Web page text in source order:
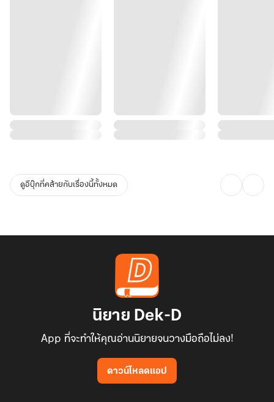
ดูอีบุ๊กที่คล้ายกับเรื่องนี้ทั้งหมด
นิยาย Dek-D
App ที่จะทำให้คุณอ่านนิยายจนวางมือถือไม่ลง!
ดาวน์โหลดแอป